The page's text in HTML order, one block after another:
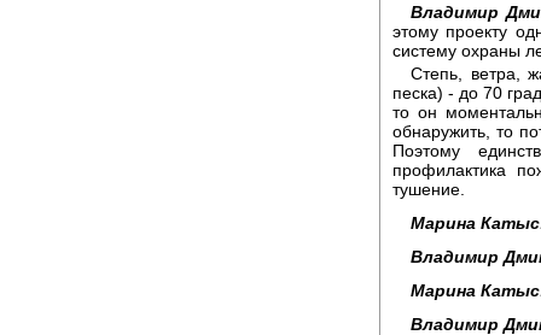
Владимир
этому проекту
систему охраны
Степь, ветра,
песка) - до 70
то он
обнаружить, то
Поэтому
профилактика
тушение.
Марина
Владимир
Марина
Владимир